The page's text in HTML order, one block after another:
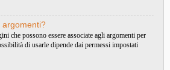
argomenti?
che possono essere associate agli argomenti per
di usarle dipende dai permessi impostati